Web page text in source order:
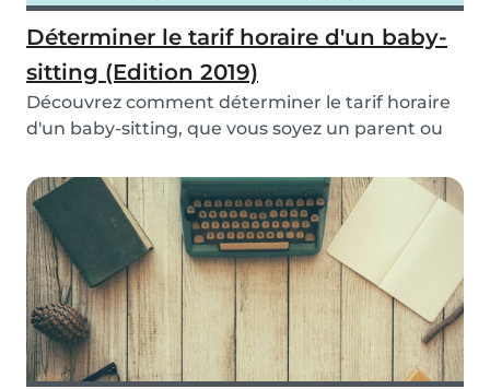
Déterminer le tarif horaire d'un baby-
sitting (Edition 2019)
Découvrez comment déterminer le tarif horaire
d'un baby-sitting, que vous soyez un parent ou